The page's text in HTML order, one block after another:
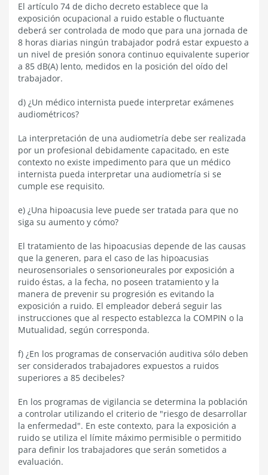
El artículo 74 de dicho decreto establece que la
exposición ocupacional a ruido estable o fluctuante
deberá ser controlada de modo que para una jornada de
8 horas diarias ningún trabajador podrá estar expuesto a
un nivel de presión sonora continuo equivalente superior
a 85 dB(A) lento, medidos en la posición del oído del
trabajador.
d) ¿Un médico internista puede interpretar exámenes
audiométricos?
La interpretación de una audiometría debe ser realizada
por un profesional debidamente capacitado, en este
contexto no existe impedimento para que un médico
internista pueda interpretar una audiometría si se
cumple ese requisito.
e) ¿Una hipoacusia leve puede ser tratada para que no
siga su aumento y cómo?
El tratamiento de las hipoacusias depende de las causas
que la generen, para el caso de las hipoacusias
neurosensoriales o sensorioneurales por exposición a
ruido éstas, a la fecha, no poseen tratamiento y la
manera de prevenir su progresión es evitando la
exposición a ruido. El empleador deberá seguir las
instrucciones que al respecto establezca la COMPIN o la
Mutualidad, según corresponda.
f) ¿En los programas de conservación auditiva sólo deben
ser considerados trabajadores expuestos a ruidos
superiores a 85 decibeles?
En los programas de vigilancia se determina la población
a controlar utilizando el criterio de "riesgo de desarrollar
la enfermedad". En este contexto, para la exposición a
ruido se utiliza el límite máximo permisible o permitido
para definir los trabajadores que serán sometidos a
evaluación.